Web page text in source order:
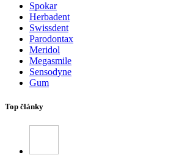
Spokar
Herbadent
Swissdent
Parodontax
Meridol
Megasmile
Sensodyne
Gum
Top články